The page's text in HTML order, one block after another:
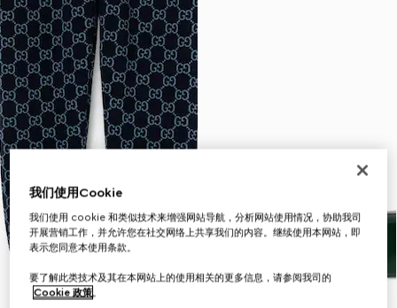
我们使用Cookie
我们使用 cookie 和类似技术来增强网站导航，分析网站使用情况，协助我司
开展营销工作，并允许您在社交网络上共享我们的内容。继续使用本网站，即
表示您同意本使用条款。
要了解此类技术及其在本网站上的使用相关的更多信息，请参阅我司的
Cookie 政策。